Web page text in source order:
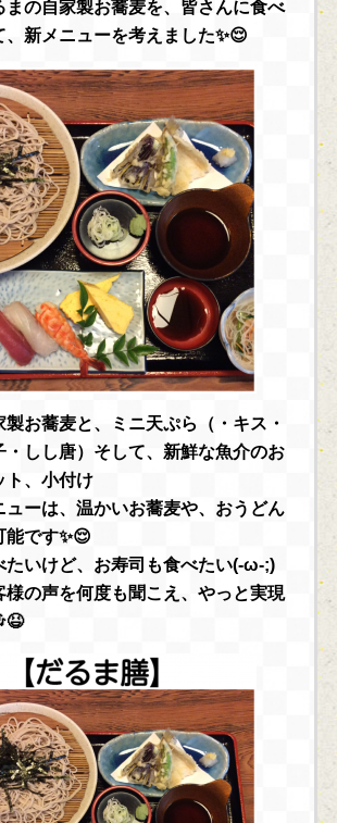
まの自家製お蕎麦を、皆さんに食べ
、新メニューを考えました✨😌
製お蕎麦と、ミニ天ぷら（・キス・
・しし唐）そして、新鮮な魚介のお
ト、小付け
ューは、温かいお蕎麦や、おうどん
能です✨😌
たいけど、お寿司も食べたい(-ω-;)
様の声を何度も聞こえ、やっと実現